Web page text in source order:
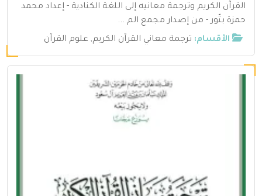
القرآن الكريم وترجمة معانيه إلى اللغة الكنادية - إعداد محمد
حمزة بتّور - من إصدار مجمع الم ...
الأقسام: ترجمة معاني القرآن الكريم, علوم القرآن